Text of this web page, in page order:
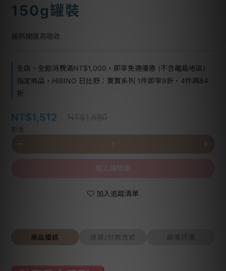
150g罐裝
補鈣關鍵高吸收
全店，全館消費滿NT$1,000，即享免運優惠 (不含離島地區)
指定商品，HIBINO 日比野：寶寶系列 1件即享9折，4件再84
折
NT$1,512 NT$1,680
加入追蹤清單
商品描述